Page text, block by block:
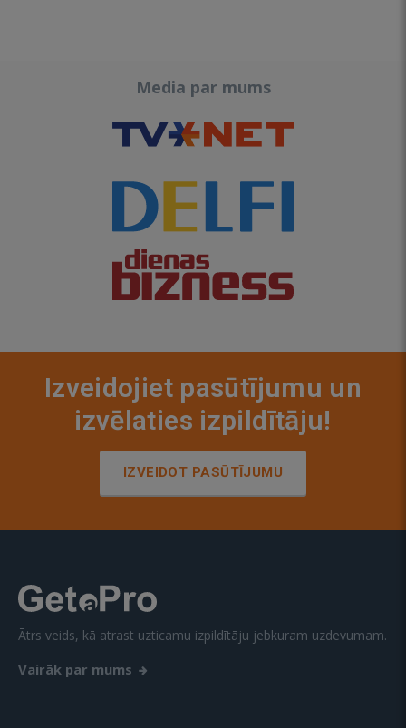
Media par mums
Izveidojiet pasūtījumu un
izvēlaties izpildītāju!
IZVEIDOT PASŪTĪJUMU
Ātrs veids, kā atrast uzticamu izpildītāju jebkuram uzdevumam.
Vairāk par mums